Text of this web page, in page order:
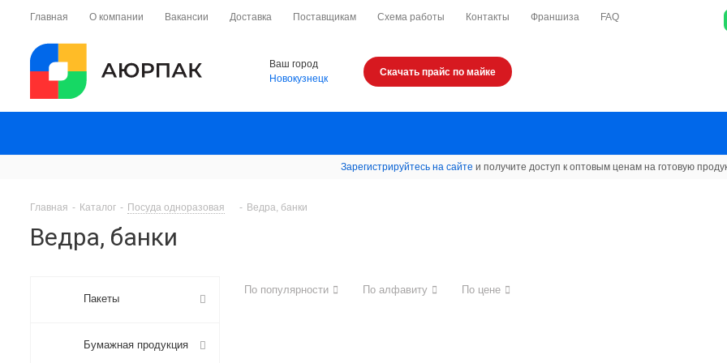
Главная О компании Вакансии Доставка Поставщикам Схема работы Контакты Франшиза FAQ
Ваш город
Новокузнецк
Скачать прайс по майке
Зарегистрируйтесь на сайте и получите доступ к оптовым ценам на готовую
Главная - Каталог - Посуда одноразовая - Ведра, банки
Ведра, банки
По популярности По алфавиту По цене
Пакеты
Бумажная продукция